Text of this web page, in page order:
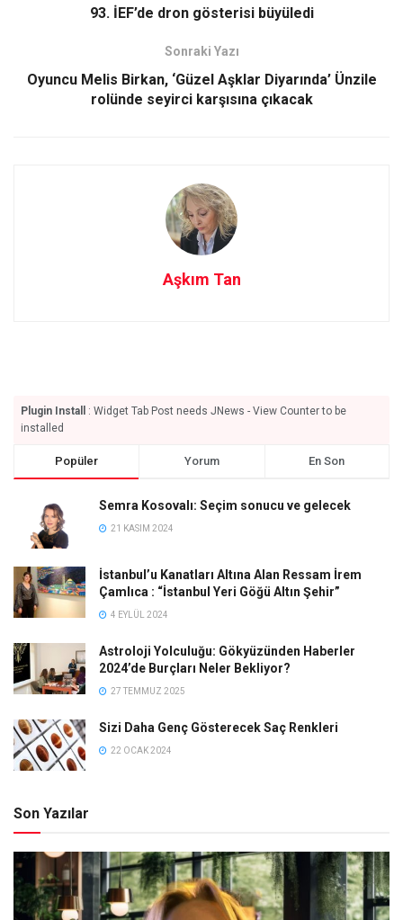
k
d
n
93. İEF’de dron gösterisi büyüledi
Sonraki Yazı
Oyuncu Melis Birkan, ‘Güzel Aşklar Diyarında’ Ünzile
rolünde seyirci karşısına çıkacak
Aşkım Tan
Plugin Install
: Widget Tab Post needs JNews - View Counter to be
installed
Popüler Yorum En Son
Semra Kosovalı: Seçim sonucu ve gelecek
21 KASIM 2024
İstanbul’u Kanatları Altına Alan Ressam İrem
Çamlıca : “İstanbul Yeri Göğü Altın Şehir”
4 EYLÜL 2024
Astroloji Yolculuğu: Gökyüzünden Haberler
2024’de Burçları Neler Bekliyor?
27 TEMMUZ 2025
Sizi Daha Genç Gösterecek Saç Renkleri
22 OCAK 2024
Son Yazılar